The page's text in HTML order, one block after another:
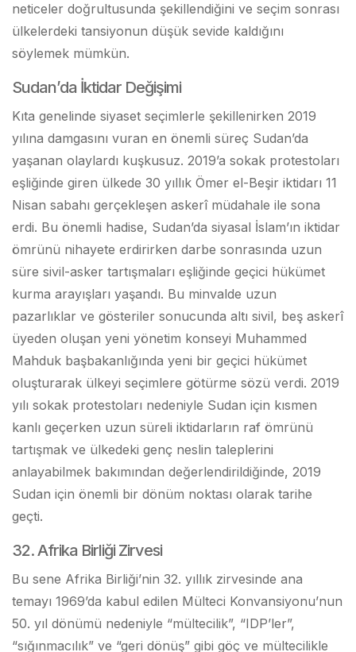
neticeler doğrultusunda şekillendiğini ve seçim sonrası
ülkelerdeki tansiyonun düşük sevide kaldığını
söylemek mümkün.
Sudan’da İktidar Değişimi
Kıta genelinde siyaset seçimlerle şekillenirken 2019
yılına damgasını vuran en önemli süreç Sudan’da
yaşanan olaylardı kuşkusuz. 2019’a sokak protestoları
eşliğinde giren ülkede 30 yıllık Ömer el-Beşir iktidarı 11
Nisan sabahı gerçekleşen askerî müdahale ile sona
erdi. Bu önemli hadise, Sudan’da siyasal İslam’ın iktidar
ömrünü nihayete erdirirken darbe sonrasında uzun
süre sivil-asker tartışmaları eşliğinde geçici hükümet
kurma arayışları yaşandı. Bu minvalde uzun
pazarlıklar ve gösteriler sonucunda altı sivil, beş askerî
üyeden oluşan yeni yönetim konseyi Muhammed
Mahduk başbakanlığında yeni bir geçici hükümet
oluşturarak ülkeyi seçimlere götürme sözü verdi. 2019
yılı sokak protestoları nedeniyle Sudan için kısmen
kanlı geçerken uzun süreli iktidarların raf ömrünü
tartışmak ve ülkedeki genç neslin taleplerini
anlayabilmek bakımından değerlendirildiğinde, 2019
Sudan için önemli bir dönüm noktası olarak tarihe
geçti.
32. Afrika Birliği Zirvesi
Bu sene Afrika Birliği’nin 32. yıllık zirvesinde ana
temayı 1969’da kabul edilen Mülteci Konvansiyonu’nun
50. yıl dönümü nedeniyle “mültecilik”, “IDP’ler”,
“sığınmacılık” ve “geri dönüş” gibi göç ve mültecilikle